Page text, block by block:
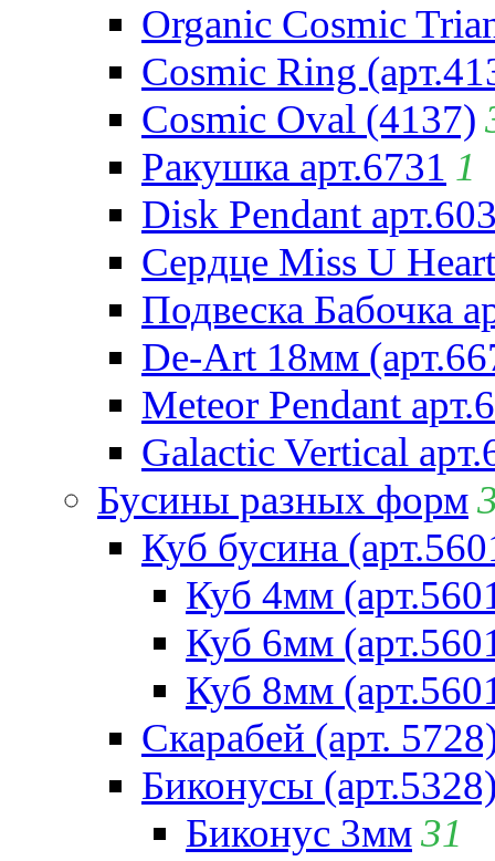
Organic Cosmic
Cosmic Ring
Cosmic Oval (4137)
Ракушка арт.6731 1
Disk Pendant
Сердце Miss U
Подвеска Бабочка
De-Art 18мм
Meteor Pendant
Galactic Vertical
Бусины разных форм
Куб бусина
Куб 4мм
Куб 6мм
Куб 8мм
Скарабей (арт.
Биконусы
Биконус 3мм31